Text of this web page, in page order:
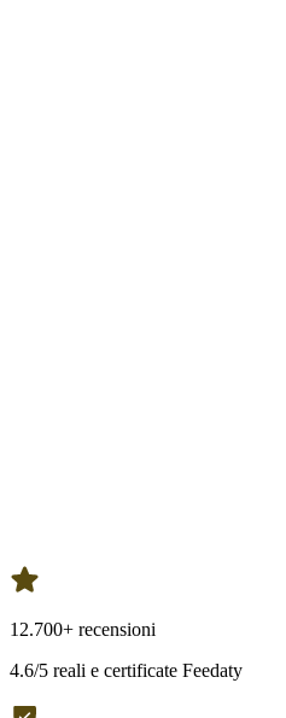
12.700+ recensioni
4.6/5 reali e certificate Feedaty